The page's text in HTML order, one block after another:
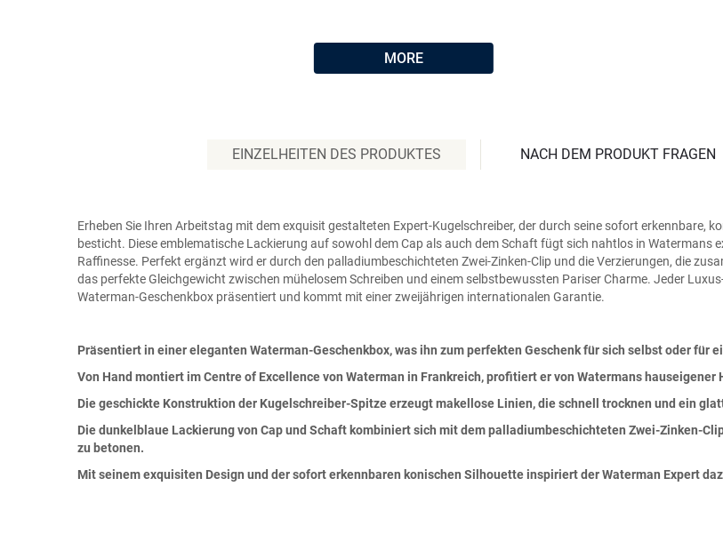
MORE
EINZELHEITEN DES PRODUKTES NACH DEM PRODUKT FRAGEN
Erheben Sie Ihren Arbeitstag mit dem exquisit gestalteten Expert-Kugelschreiber, der durch seine sofort erkennbare,
besticht. Diese emblematische Lackierung auf sowohl dem Cap als auch dem Schaft fügt sich nahtlos in
Raffinesse. Perfekt ergänzt wird er durch den palladiumbeschichteten Zwei-Zinken-Clip und die Verzierungen, die
das perfekte Gleichgewicht zwischen mühelosem Schreiben und einem selbstbewussten Pariser Charme. Jeder
Waterman-Geschenkbox präsentiert und kommt mit einer zweijährigen internationalen Garantie.
Präsentiert in einer eleganten Waterman-Geschenkbox, was ihn zum perfekten Geschenk für sich selbst oder für
Von Hand montiert im Centre of Excellence von Waterman in Frankreich, profitiert er von Watermans hauseigener
Die geschickte Konstruktion der Kugelschreiber-Spitze erzeugt makellose Linien, die schnell trocknen und ein
Die dunkelblaue Lackierung von Cap und Schaft kombiniert sich mit dem palladiumbeschichteten Zwei-Zinken-
zu betonen.
Mit seinem exquisiten Design und der sofort erkennbaren konischen Silhouette inspiriert der Waterman Expert